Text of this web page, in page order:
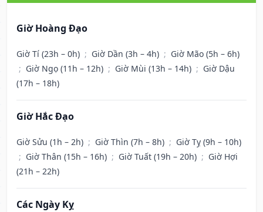
Giờ Hoàng Đạo
Giờ Tí (23h – 0h) ; Giờ Dần (3h – 4h) ; Giờ Mão (5h – 6h)
; Giờ Ngọ (11h – 12h) ; Giờ Mùi (13h – 14h) ; Giờ Dậu
(17h – 18h)
Giờ Hắc Đạo
Giờ Sửu (1h – 2h) ; Giờ Thìn (7h – 8h) ; Giờ Tỵ (9h – 10h)
; Giờ Thân (15h – 16h) ; Giờ Tuất (19h – 20h) ; Giờ Hợi
(21h – 22h)
Các Ngày Kỵ